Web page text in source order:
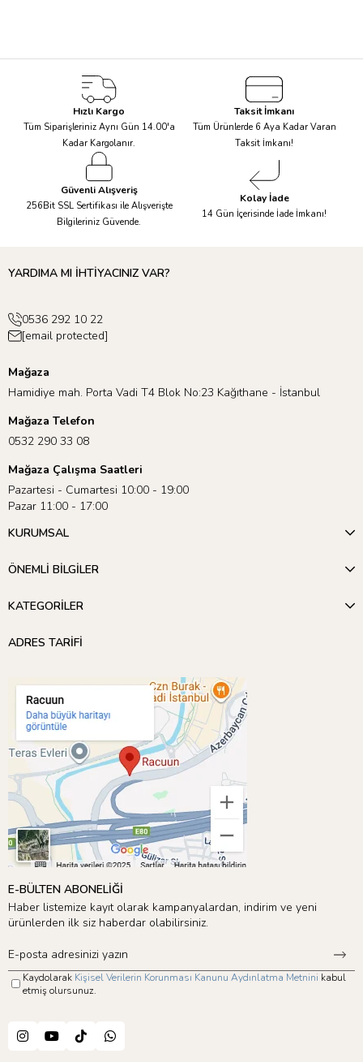
Hızlı Kargo
Tüm Siparişleriniz Aynı Gün 14.00'a
Kadar Kargolanır.
Taksit İmkanı
Tüm Ürünlerde 6 Aya Kadar Varan
Taksit İmkanı!
Güvenli Alışveriş
256Bit SSL Sertifikası ile Alışverişte
Bilgileriniz Güvende.
Kolay İade
14 Gün İçerisinde İade İmkanı!
YARDIMA MI İHTİYACINIZ VAR?
0536 292 10 22
[email protected]
Mağaza
Hamidiye mah. Porta Vadi T4 Blok No:23 Kağıthane - İstanbul
Mağaza Telefon
0532 290 33 08
Mağaza Çalışma Saatleri
Pazartesi - Cumartesi 10:00 - 19:00
Pazar 11:00 - 17:00
KURUMSAL
ÖNEMLİ BİLGİLER
KATEGORİLER
ADRES TARİFİ
E-BÜLTEN ABONELİĞİ
Haber listemize kayıt olarak kampanyalardan, indirim ve yeni
ürünlerden ilk siz haberdar olabilirsiniz.
Kaydolarak Kişisel Verilerin Korunması Kanunu Aydınlatma Metnini kabul
etmiş olursunuz.